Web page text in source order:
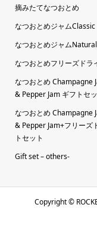
摘みたてなつおとめ
なつおとめジャムClassic
なつおとめジャムNatural
なつおとめフリーズドラ
なつおとめ Champagne
& Pepper Jam ギフトセ
なつおとめ Champagne
& Pepper Jam+フリーズ
トセット
Gift set – others-
Copyright ©